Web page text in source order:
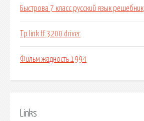
Быстрова 7 класс русский язык решебник
Tp link tf 3200 driver
Фильм жадность 1994
Links